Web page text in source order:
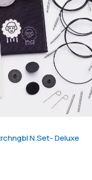
N.Set- Deluxe